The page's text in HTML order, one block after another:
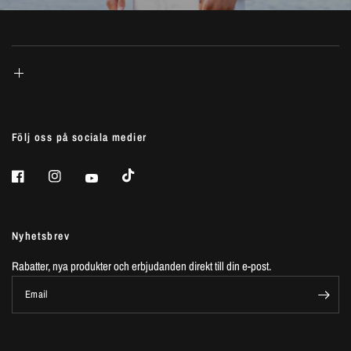
Följ oss på sociala medier
Nyhetsbrev
Rabatter, nya produkter och erbjudanden direkt till din e-post.
Email